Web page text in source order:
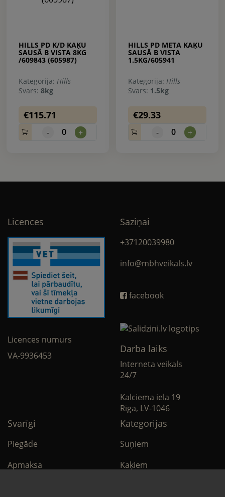
HILLS PD K/D KAĶU
SAUSĀ B VISTA 8KG
/609843 (605987)
Kategorija: Hills
Svars: 8kg
€115.71
- 0 +
HILLS PD META KAĶU
SAUSĀ B VISTA
1.5KG/605941
Kategorija: Hills
Svars: 1.5kg
€29.33
- 0 +
Licences
Licences numurs
VA-9936453
Saziņai
+37120039980
info@mbhveikals.lv
facebook
Darba laiks
Interneta veikals
24/7
Kalciema iela 19
Rīga, LV-1046
Svarīgi
Piegāde
Apmaksa
Kategorijas
Suņiem
Kaķiem